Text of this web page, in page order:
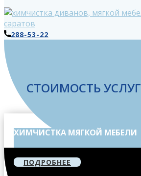
288-53-22
СТОИМОСТЬ УСЛУГ
ХИМЧИСТКА МЯГКОЙ МЕБЕЛИ
ПОДРОБНЕЕ